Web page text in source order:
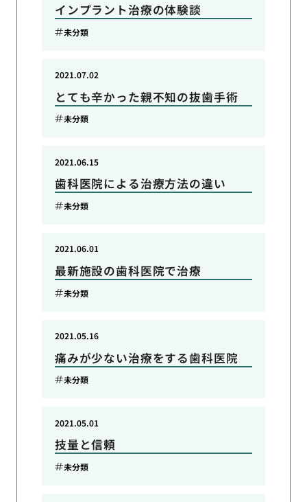
インプラント治療の体験談
未分類
とても辛かった親不知の抜歯手術
2021.07.02
未分類
歯科医院による治療方法の違い
2021.06.15
未分類
最新施設の歯科医院で治療
2021.06.01
未分類
痛みが少ない治療をする歯科医院
2021.05.16
未分類
技量と信頼
2021.05.01
未分類